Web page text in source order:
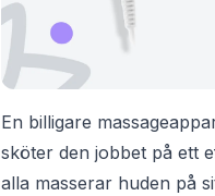
En billigare
sköter den jobbet på ett
alla masserar huden på